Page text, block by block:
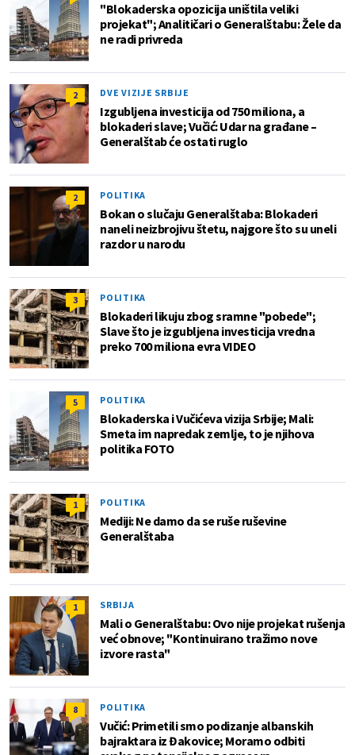
"Blokaderska opozicija uništila veliki
projekat"; Analitičari o Generalštabu: Žele da
ne radi privreda
2 DVE VIZIJE SRBIJE
Izgubljena investicija od 750 miliona, a
blokaderi slave; Vučić: Udar na građane –
Generalštab će ostati ruglo
2 POLITIKA
Bokan o slučaju Generalštaba: Blokaderi
naneli neizbrojivu štetu, najgore što su uneli
razdor u narodu
3 POLITIKA
Blokaderi likuju zbog sramne "pobede";
Slave što je izgubljena investicija vredna
preko 700 miliona evra VIDEO
5 POLITIKA
Blokaderska i Vučićeva vizija Srbije; Mali:
Smeta im napredak zemlje, to je njihova
politika FOTO
1 POLITIKA
Mediji: Ne damo da se ruše ruševine
Generalštaba
1 SRBIJA
Mali o Generalštabu: Ovo nije projekat rušenja
već obnove; "Kontinuirano tražimo nove
izvore rasta"
8 POLITIKA
Vučić: Primetili smo podizanje albanskih
bajraktara iz Đakovice; Moramo odbiti